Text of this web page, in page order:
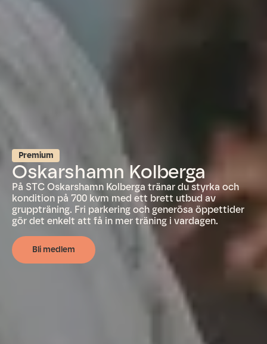
Premium
Oskarshamn Kolberga
På STC Oskarshamn Kolberga tränar du styrka och
kondition på 700 kvm med ett brett utbud av
gruppträning. Fri parkering och generösa öppettider
gör det enkelt att få in mer träning i vardagen.
Bli medlem